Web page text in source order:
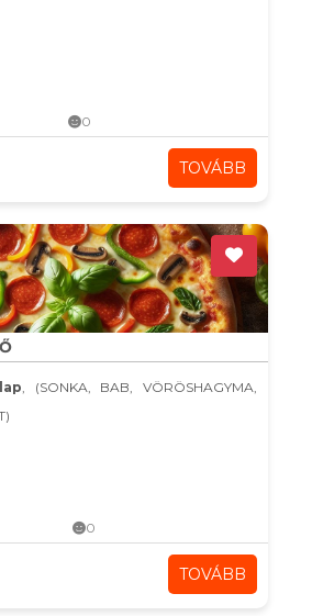
0
TOVÁBB
, (SONKA, BAB, VÖRÖSHAGYMA,
0
TOVÁBB